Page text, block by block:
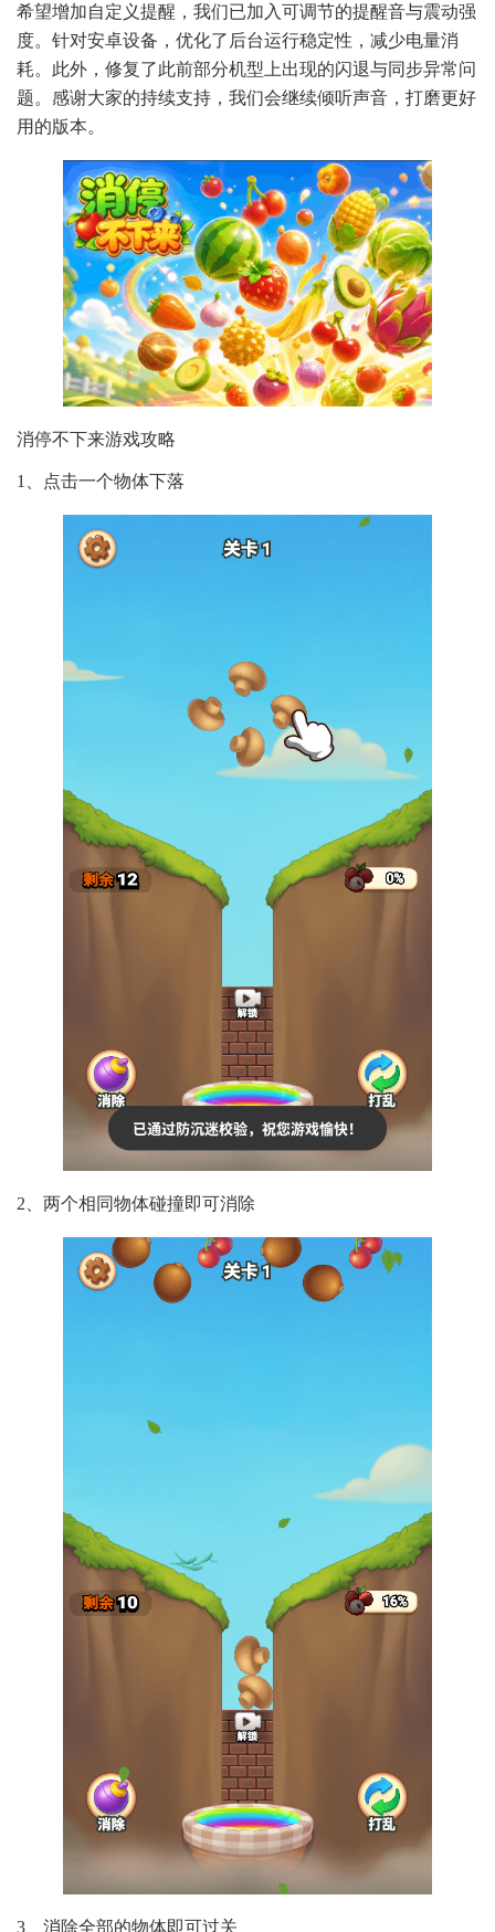
希望增加自定义提醒，我们已加入可调节的提醒音与震动强
度。针对安卓设备，优化了后台运行稳定性，减少电量消
耗。此外，修复了此前部分机型上出现的闪退与同步异常问
题。感谢大家的持续支持，我们会继续倾听声音，打磨更好
用的版本。
消停不下来游戏攻略
1、点击一个物体下落
2、两个相同物体碰撞即可消除
3、消除全部的物体即可过关